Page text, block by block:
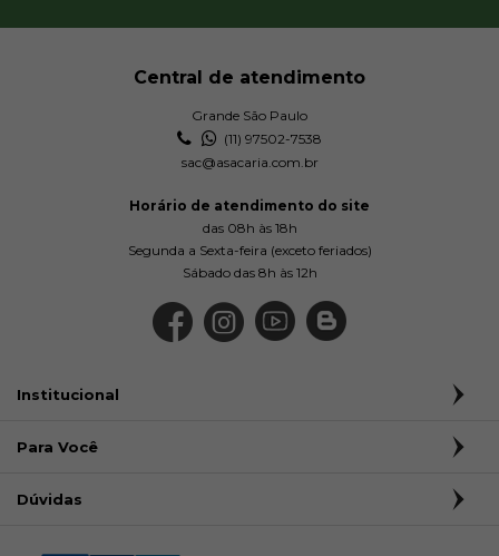
Central de atendimento
Grande São Paulo
(11) 97502-7538
sac@asacaria.com.br
Horário de atendimento do site
das 08h às 18h
Segunda a Sexta-feira (exceto feriados)
Sábado das 8h às 12h
Institucional
Para Você
Dúvidas